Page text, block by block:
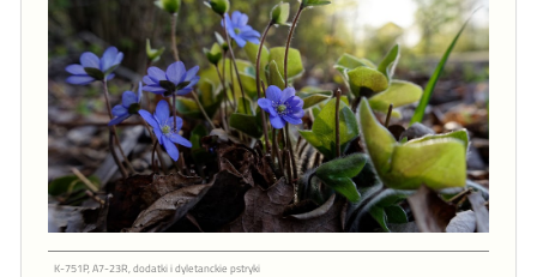
K-751P, A7-23R, dodatki i dyletanckie pstryki